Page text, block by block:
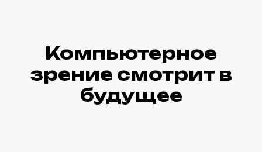
Компьютерное
зрение смотрит в
будущее